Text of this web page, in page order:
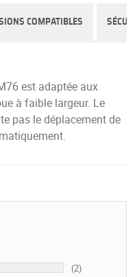
COMPATIBLES
est adaptée aux
à faible largeur. Le
pas le déplacement de
(2)